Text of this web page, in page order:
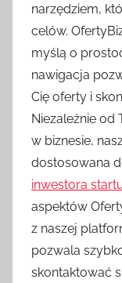
narzędziem,
celów.
myślą o
nawigacja
Cię oferty i
Niezależnie
w biznesie,
dostosowana
inwestora
aspektów
z naszej
pozwala
skontaktować